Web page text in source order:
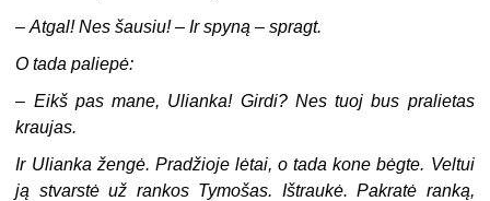
–Atgal! Nes šausiu! – Ir spyną – spragt.
O tada paliepė:
– Eikš pas mane, Ulianka! Girdi? Nes tuoj bus pralietas
kraujas.
Ir Ulianka žengė. Pradžioje lėtai, o tada kone bėgte. Veltui
ją stvarstė už rankos Tymošas. Ištraukė. Pakratė ranką,